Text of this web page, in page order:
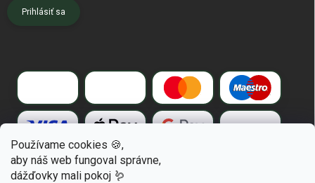
Používame cookies 🍪,
aby náš web fungoval správne,
dážďovky mali pokoj 🪱
Prihlásiť sa